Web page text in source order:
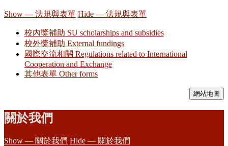
Show — 法規與表單 Hide — 法規與表單
校內獎補助 SU scholarships and subsidies
校外獎補助 External fundings
國際交流相關 Regulations related to International
Cooperation and Exchange
其他表單 Other forms
網站地圖
關於我們
Show — 關於我們 Hide — 關於我們